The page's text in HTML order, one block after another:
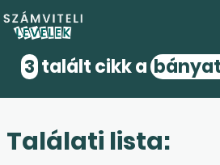
3 talált cikk a
Találati lista: